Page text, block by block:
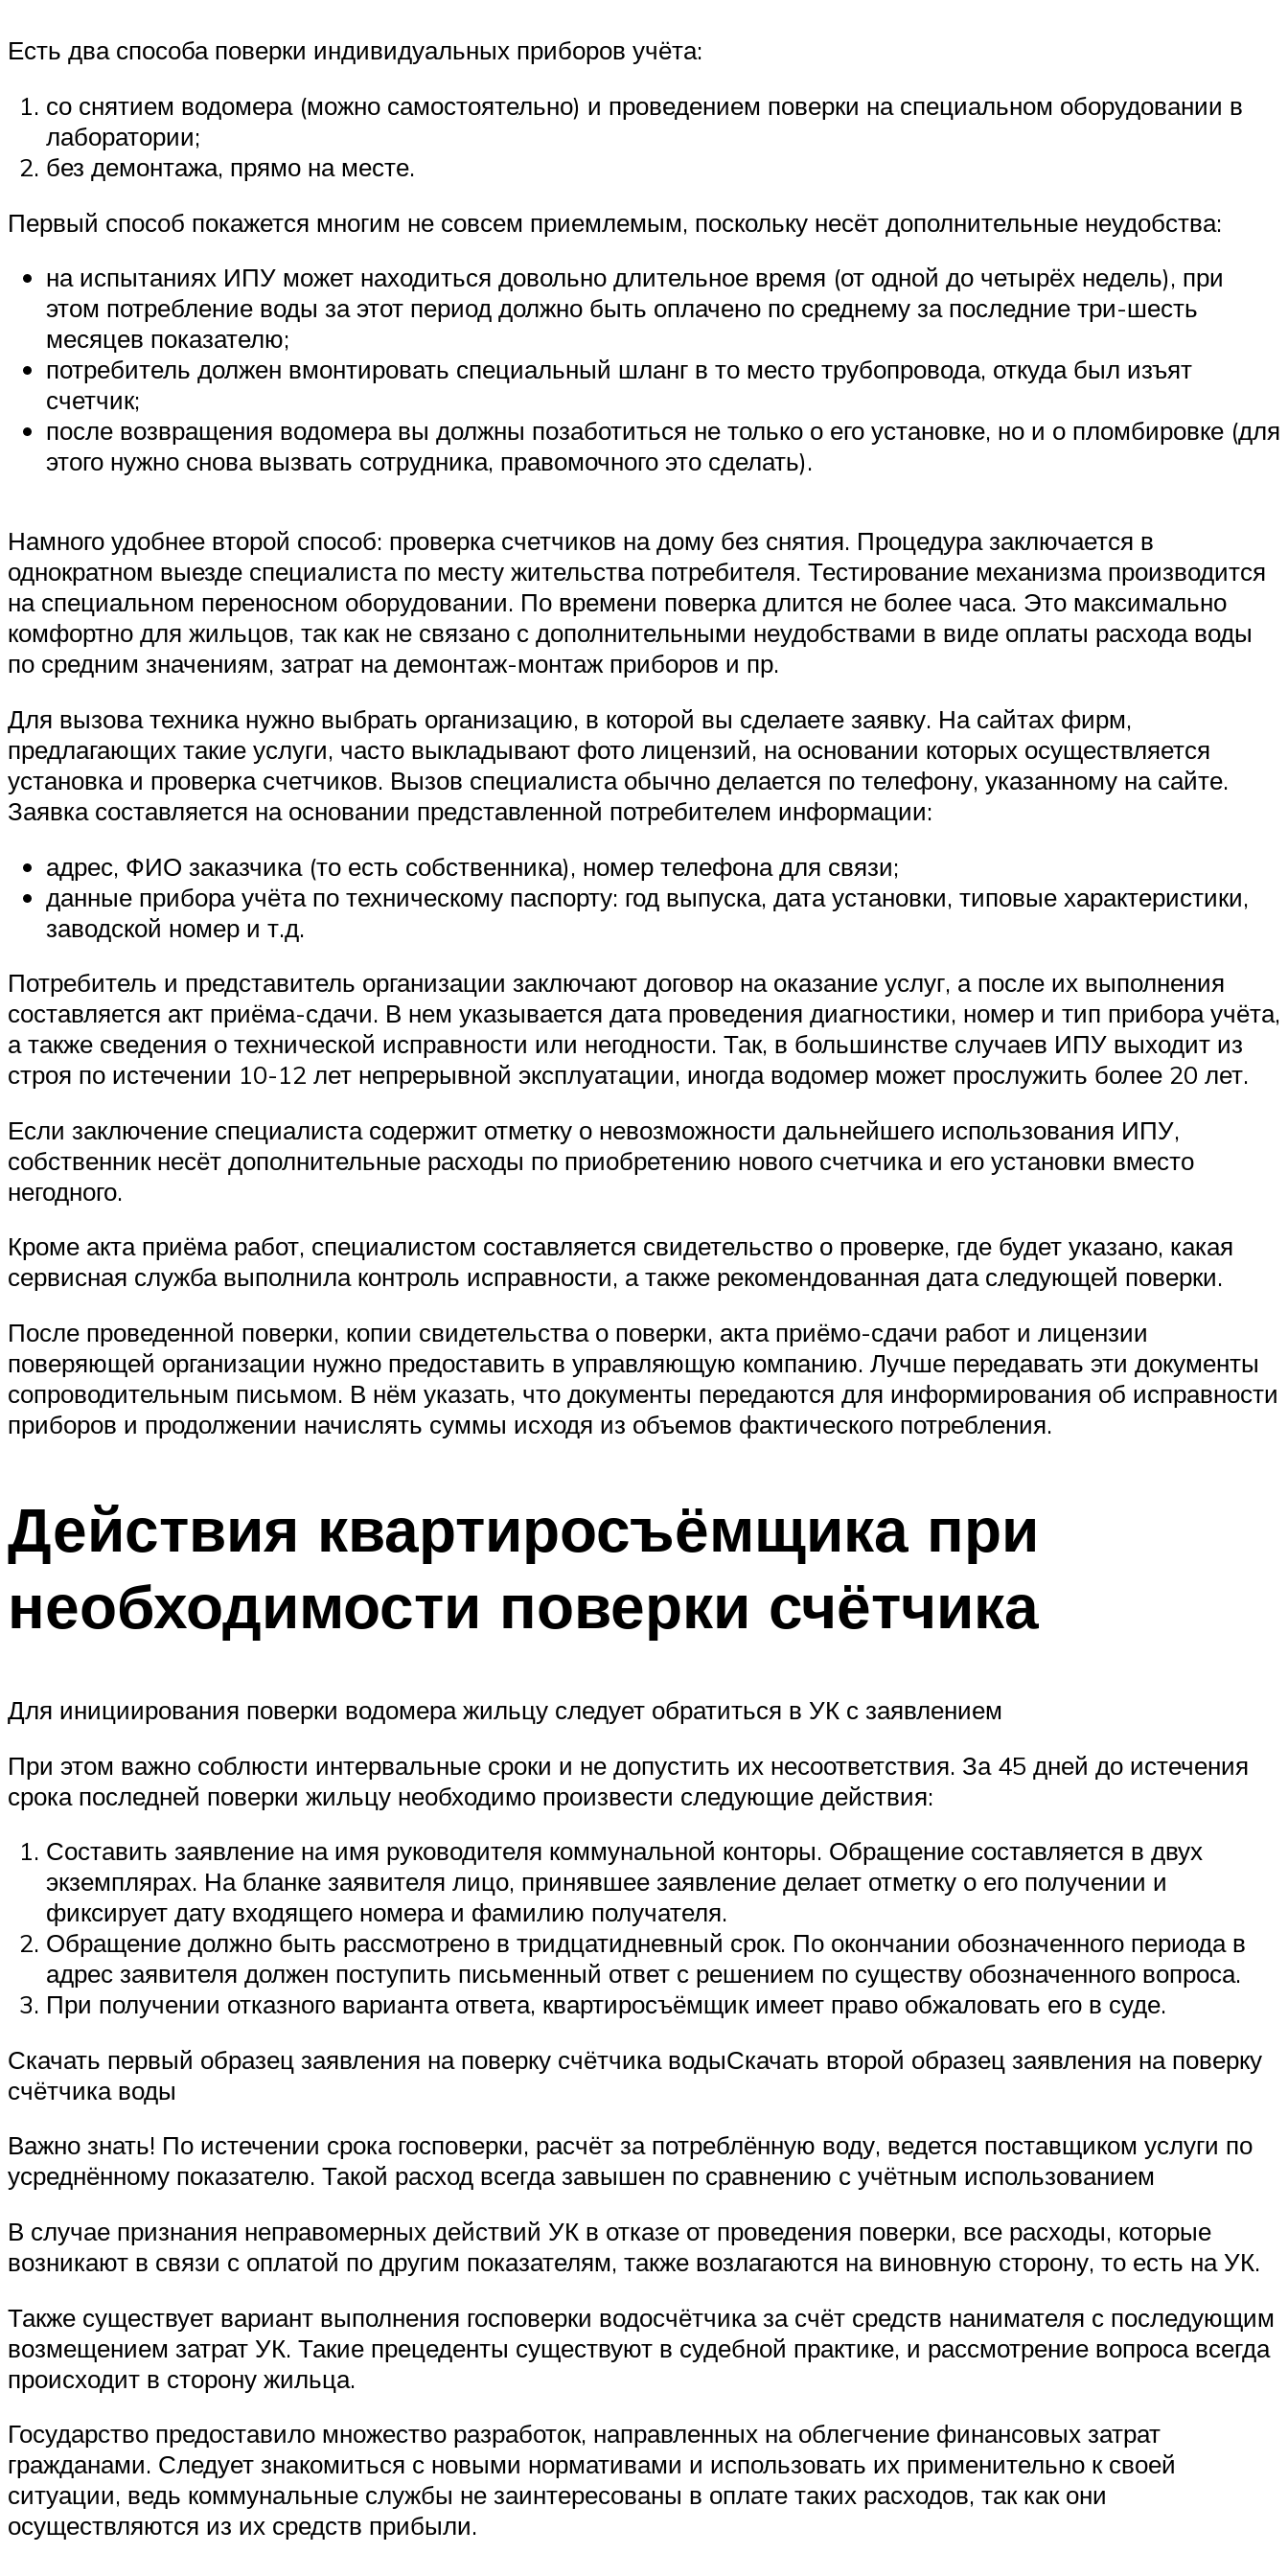
Есть два способа поверки индивидуальных приборов учёта:
со снятием водомера (можно самостоятельно) и проведением поверки на специальном оборудовании в
лаборатории;
без демонтажа, прямо на месте.
Первый способ покажется многим не совсем приемлемым, поскольку несёт дополнительные неудобства:
на испытаниях ИПУ может находиться довольно длительное время (от одной до четырёх недель), при
этом потребление воды за этот период должно быть оплачено по среднему за последние три-шесть
месяцев показателю;
потребитель должен вмонтировать специальный шланг в то место трубопровода, откуда был изъят
счетчик;
после возвращения водомера вы должны позаботиться не только о его установке, но и о пломбировке (для
этого нужно снова вызвать сотрудника, правомочного это сделать).
Намного удобнее второй способ: проверка счетчиков на дому без снятия. Процедура заключается в
однократном выезде специалиста по месту жительства потребителя. Тестирование механизма производится
на специальном переносном оборудовании. По времени поверка длится не более часа. Это максимально
комфортно для жильцов, так как не связано с дополнительными неудобствами в виде оплаты расхода воды
по средним значениям, затрат на демонтаж-монтаж приборов и пр.
Для вызова техника нужно выбрать организацию, в которой вы сделаете заявку. На сайтах фирм,
предлагающих такие услуги, часто выкладывают фото лицензий, на основании которых осуществляется
установка и проверка счетчиков. Вызов специалиста обычно делается по телефону, указанному на сайте.
Заявка составляется на основании представленной потребителем информации:
адрес, ФИО заказчика (то есть собственника), номер телефона для связи;
данные прибора учёта по техническому паспорту: год выпуска, дата установки, типовые характеристики,
заводской номер и т.д.
Потребитель и представитель организации заключают договор на оказание услуг, а после их выполнения
составляется акт приёма-сдачи. В нем указывается дата проведения диагностики, номер и тип прибора учёта,
а также сведения о технической исправности или негодности. Так, в большинстве случаев ИПУ выходит из
строя по истечении 10-12 лет непрерывной эксплуатации, иногда водомер может прослужить более 20 лет.
Если заключение специалиста содержит отметку о невозможности дальнейшего использования ИПУ,
собственник несёт дополнительные расходы по приобретению нового счетчика и его установки вместо
негодного.
Кроме акта приёма работ, специалистом составляется свидетельство о проверке, где будет указано, какая
сервисная служба выполнила контроль исправности, а также рекомендованная дата следующей поверки.
После проведенной поверки, копии свидетельства о поверки, акта приёмо-сдачи работ и лицензии
поверяющей организации нужно предоставить в управляющую компанию. Лучше передавать эти документы
сопроводительным письмом. В нём указать, что документы передаются для информирования об исправности
приборов и продолжении начислять суммы исходя из объемов фактического потребления.
Действия квартиросъёмщика при
необходимости поверки счётчика
Для инициирования поверки водомера жильцу следует обратиться в УК с заявлением
При этом важно соблюсти интервальные сроки и не допустить их несоответствия. За 45 дней до истечения
срока последней поверки жильцу необходимо произвести следующие действия:
Составить заявление на имя руководителя коммунальной конторы. Обращение составляется в двух
экземплярах. На бланке заявителя лицо, принявшее заявление делает отметку о его получении и
фиксирует дату входящего номера и фамилию получателя.
Обращение должно быть рассмотрено в тридцатидневный срок. По окончании обозначенного периода в
адрес заявителя должен поступить письменный ответ с решением по существу обозначенного вопроса.
При получении отказного варианта ответа, квартиросъёмщик имеет право обжаловать его в суде.
Скачать первый образец заявления на поверку счётчика водыСкачать второй образец заявления на поверку
счётчика воды
Важно знать! По истечении срока госповерки, расчёт за потреблённую воду, ведется поставщиком услуги по
усреднённому показателю. Такой расход всегда завышен по сравнению с учётным использованием
В случае признания неправомерных действий УК в отказе от проведения поверки, все расходы, которые
возникают в связи с оплатой по другим показателям, также возлагаются на виновную сторону, то есть на УК.
Также существует вариант выполнения госповерки водосчётчика за счёт средств нанимателя с последующим
возмещением затрат УК. Такие прецеденты существуют в судебной практике, и рассмотрение вопроса всегда
происходит в сторону жильца.
Государство предоставило множество разработок, направленных на облегчение финансовых затрат
гражданами. Следует знакомиться с новыми нормативами и использовать их применительно к своей
ситуации, ведь коммунальные службы не заинтересованы в оплате таких расходов, так как они
осуществляются из их средств прибыли.